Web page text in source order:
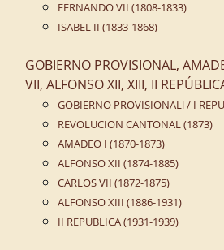
FERNANDO VII (1808-1833)
ISABEL II (1833-1868)
GOBIERNO PROVISIONAL,
VII, ALFONSO XII, XIII, II
GOBIERNO PROVISIONALl / I
REVOLUCION CANTONAL (1873)
AMADEO I (1870-1873)
ALFONSO XII (1874-1885)
CARLOS VII (1872-1875)
ALFONSO XIII (1886-1931)
II REPUBLICA (1931-1939)